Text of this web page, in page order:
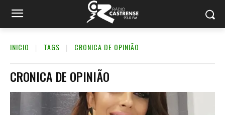
INICIO TAGS CRONICA DE OPINIÃO
CRONICA DE OPINIÃO